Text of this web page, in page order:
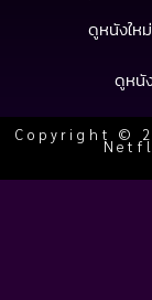
ดูหนังให
ดูหนั
Copyright ©